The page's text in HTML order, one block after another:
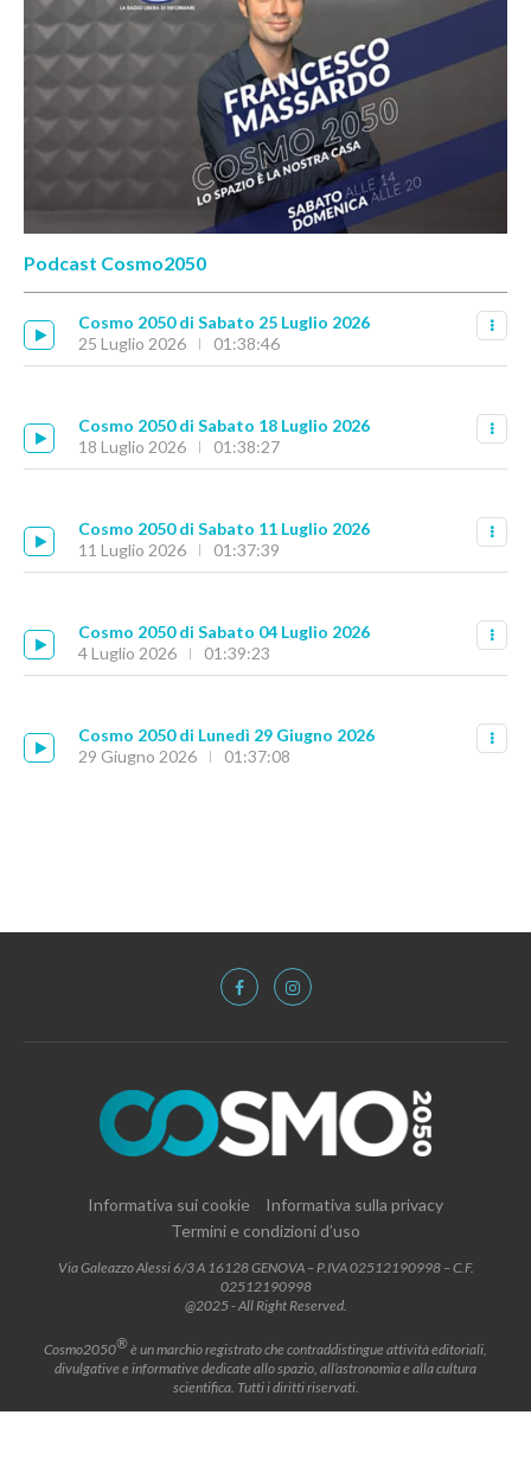
Podcast Cosmo2050
Cosmo 2050 di Sabato 25 Luglio 2026
25 Luglio 2026
01:38:46
Cosmo 2050 di Sabato 18 Luglio 2026
18 Luglio 2026
01:38:27
Cosmo 2050 di Sabato 11 Luglio 2026
11 Luglio 2026
01:37:39
Cosmo 2050 di Sabato 04 Luglio 2026
4 Luglio 2026
01:39:23
Cosmo 2050 di Lunedì 29 Giugno 2026
29 Giugno 2026
01:37:08
Informativa sui cookie
Informativa sulla privacy
Termini e condizioni d’uso
Via Galeazzo Alessi 6/3 A 16128 GENOVA – P.IVA 02512190998 – C.F.
02512190998
@2025 - All Right Reserved.
Cosmo2050®è un marchio registrato che contraddistingue attività editoriali,
divulgative e informative dedicate allo spazio, all’astronomia e alla cultura
scientifica. Tutti i diritti riservati.